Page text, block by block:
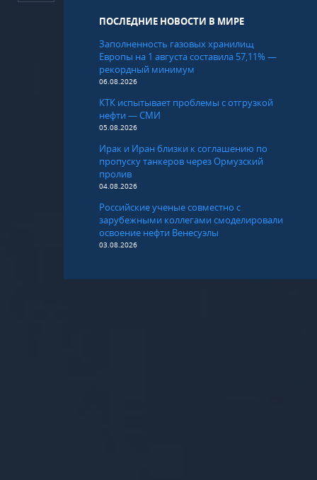
ПОСЛЕДНИЕ НОВОСТИ В МИРЕ
Заполненность газовых хранилищ
Европы на 1 августа составила 57,11% —
рекордный минимум
06.08.2026
КТК испытывает проблемы с отгрузкой
нефти — СМИ
05.08.2026
Ирак и Иран близки к соглашению по
пропуску танкеров через Ормузский
пролив
04.08.2026
Российские ученые совместно с
зарубежными коллегами смоделировали
освоение нефти Венесуэлы
03.08.2026